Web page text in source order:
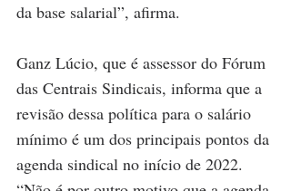
da base salarial”, afirma.
Ganz Lúcio, que é assessor do Fórum
das Centrais Sindicais, informa que a
revisão dessa política para o salário
mínimo é um dos principais pontos da
agenda sindical no início de 2022.